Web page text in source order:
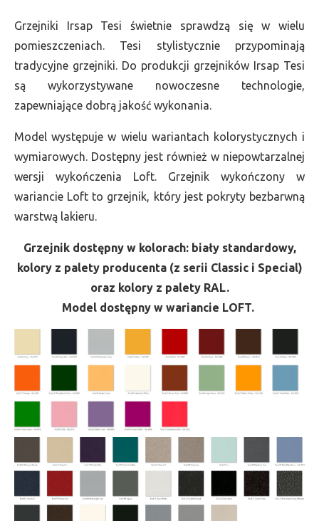
Grzejniki Irsap Tesi świetnie sprawdzą się w wielu
pomieszczeniach. Tesi stylistycznie przypominają
tradycyjne grzejniki. Do produkcji grzejników Irsap Tesi
są wykorzystywane nowoczesne technologie,
zapewniające dobrą jakość wykonania.
Model występuje w wielu wariantach kolorystycznych i
wymiarowych. Dostępny jest również w niepowtarzalnej
wersji wykończenia Loft. Grzejnik wykończony w
wariancie Loft to grzejnik, który jest pokryty bezbarwną
warstwą lakieru.
Grzejnik dostępny w kolorach: biały standardowy,
kolory z palety producenta (z serii Classic i Special)
oraz kolory z palety RAL.
Model dostępny w wariancie LOFT.